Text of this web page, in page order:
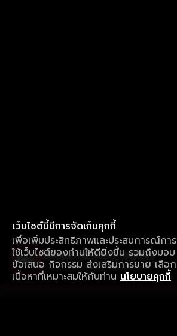
เว็บไซต์นี้มีการจัดเก็บคุกกี้
เพื่อเพิ่มประสิทธิภาพและประสบการณ์การ
ใช้เว็บไซต์ของท่านให้ดียิ่งขึ้น รวมถึงมอบ
ข้อเสนอ กิจกรรม ส่งเสริมการขาย เลือก
เนื้อหาที่เหมาะสมให้กับท่าน นโยบายคุกกี้
ใช้งานแอป ลื่นไหลกว่า ไม่มีสะดุด
ดาวน์โหลดแอปเพื่อการรับชมที่ดีกว่า